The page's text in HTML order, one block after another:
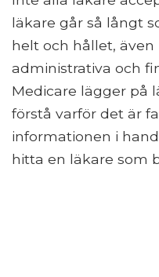
läkare går så långt
helt och hållet, även
administrativa och
Medicare lägger på
förstå varför det är
informationen i
hitta en läkare som